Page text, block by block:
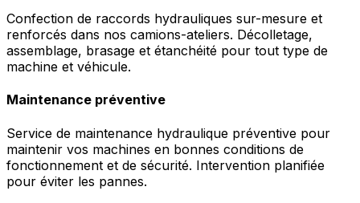
Confection de raccords hydrauliques sur-mesure et
renforcés dans nos camions-ateliers. Décolletage,
assemblage, brasage et étanchéité pour tout type de
machine et véhicule.
Maintenance préventive
Service de maintenance hydraulique préventive pour
maintenir vos machines en bonnes conditions de
fonctionnement et de sécurité. Intervention planifiée
pour éviter les pannes.